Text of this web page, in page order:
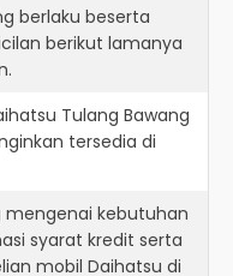
berlaku beserta
berikut lamanya
Tulang Bawang
tersedia di
kebutuhan
syarat kredit serta
mobil Daihatsu di